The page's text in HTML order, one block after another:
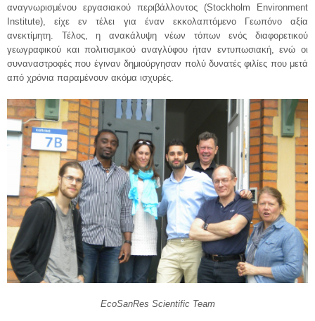
αναγνωρισμένου εργασιακού περιβάλλοντος (Stockholm Environment
Institute), είχε εν τέλει για έναν εκκολαπτόμενο Γεωπόνο αξία
ανεκτίμητη. Τέλος, η ανακάλυψη νέων τόπων ενός διαφορετικού
γεωγραφικού και πολιτισμικού αναγλύφου ήταν εντυπωσιακή, ενώ οι
συναναστροφές που έγιναν δημιούργησαν πολύ δυνατές φιλίες που μετά
από χρόνια παραμένουν ακόμα ισχυρές.
EcoSanRes Scientific Team